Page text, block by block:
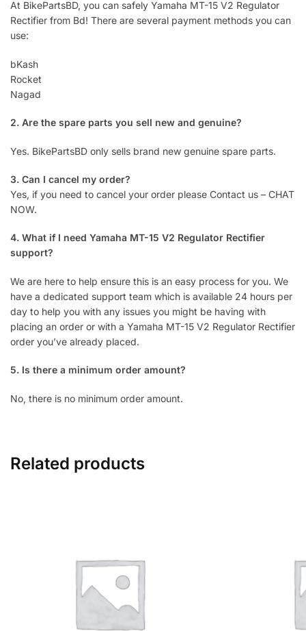
At BikePartsBD, you can safely Yamaha MT-15 V2 Regulator
Rectifier from Bd! There are several payment methods you can
use:
bKash
Rocket
Nagad
2. Are the spare parts you sell new and genuine?
Yes. BikePartsBD only sells brand new genuine spare parts.
3. Can I cancel my order?
Yes, if you need to cancel your order please Contact us – CHAT
NOW.
4. What if I need Yamaha MT-15 V2 Regulator Rectifier
support?
We are here to help ensure this is an easy process for you. We
have a dedicated support team which is available 24 hours per
day to help you with any issues you might be having with
placing an order or with a Yamaha MT-15 V2 Regulator Rectifier
order you’ve already placed.
5. Is there a minimum order amount?
No, there is no minimum order amount.
Related products